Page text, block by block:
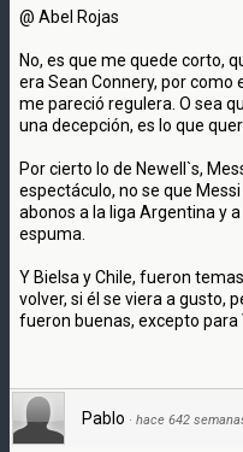
@ Abel Rojas
No, es que me quede corto,
era Sean Connery, por como
me pareció regulera. O sea
una decepción, es lo que
Por cierto lo de Newell`s,
espectáculo, no se que
abonos a la liga Argentina y
espuma.
Y Bielsa y Chile, fueron
volver, si él se viera a gusto,
fueron buenas, excepto para
Pablo · hace 642